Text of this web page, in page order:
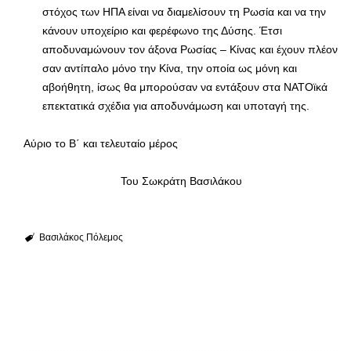
στόχος των ΗΠΑ είναι να διαμελίσουν τη Ρωσία και να την
κάνουν υποχείριο και φερέφωνο της Δύσης. Έτσι
αποδυναμώνουν τον άξονα Ρωσίας – Κίνας και έχουν πλέον
σαν αντίπαλο μόνο την Κίνα, την οποία ως μόνη και
αβοήθητη, ίσως θα μπορούσαν να εντάξουν στα ΝΑΤΟϊκά
επεκτατικά σχέδια για αποδυνάμωση και υποταγή της.
Αύριο το Β΄ και τελευταίο μέρος
Του Σωκράτη Βασιλάκου
Βασιλάκος Πόλεμος